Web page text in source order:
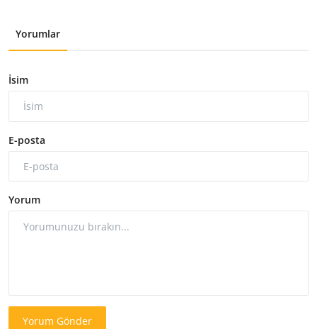
Yorumlar
İsim
E-posta
Yorum
Yorum Gönder